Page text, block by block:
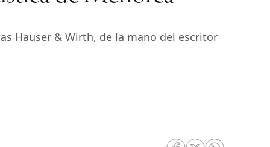
Hauser & Wirth, de la mano del escritor